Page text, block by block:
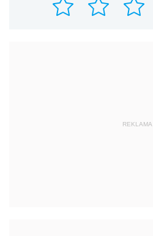
REKLAMA